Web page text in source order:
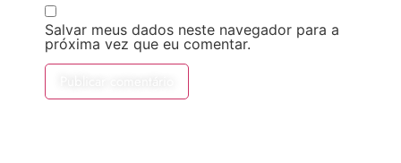
Salvar meus dados neste navegador para a
próxima vez que eu comentar.